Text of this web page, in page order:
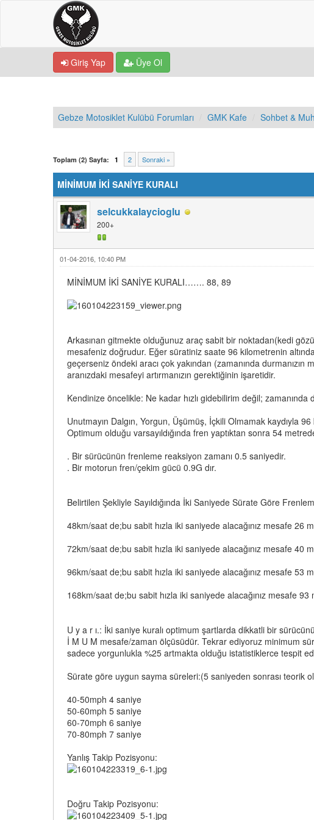
Giriş Yap Üye Ol
Gebze Motosiklet Kulübü Forumları GMK Kafe Sohbet &
Toplam (2) Sayfa: 1 2 Sonraki »
0 Oy - 0 Ortalama
MİNİMUM İKİ SANİYE KURALI
selcukkalaycioglu
200+
01-04-2016, 10:40 PM
MİNİMUM İKİ SANİYE KURALI……. 88, 89
Arkasınan gitmekte olduğunuz araç sabit bir noktadan(kedi
mesafeniz doğrudur. Eğer süratiniz saate 96 kilometrenin
geçerseniz öndeki aracı çok yakından (zamanında
aranızdaki mesafeyi artırmanızın gerektiğinin işaretidir.
Kendinize öncelikle: Ne kadar hızlı gidebilirim değil;
Unutmayın Dalgın, Yorgun, Üşümüş, İçkili Olmamak kaydıyla
Optimum olduğu varsayıldığında fren yaptıktan sonra 54
. Bir sürücünün frenleme reaksiyon zamanı 0.5 saniyedir.
. Bir motorun fren/çekim gücü 0.9G dır.
Belirtilen Şekliyle Sayıldığında İki Saniyede Sürate Göre
48km/saat de;bu sabit hızla iki saniyede alacağınız mesafe
72km/saat de;bu sabit hızla iki saniyede alacağınız mesafe
96km/saat de;bu sabit hızla iki saniyede alacağınız mesafe
168km/saat de;bu sabit hızla iki saniyede alacağınız mesafe
U y a r ı.: İki saniye kuralı optimum şartlarda dikkatli bir
İ M U M mesafe/zaman ölçüsüdür. Tekrar ediyoruz minimum
sadece yorgunlukla %25 artmakta olduğu istatistiklerce tespit
Sürate göre uygun sayma süreleri:(5 saniyeden sonrası teorik
40-50mph 4 saniye
50-60mph 5 saniye
60-70mph 6 saniye
70-80mph 7 saniye
Yanlış Takip Pozisyonu:
Doğru Takip Pozisyonu: